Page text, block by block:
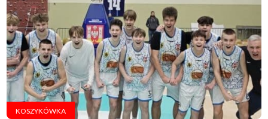
KOSZYKÓWKA